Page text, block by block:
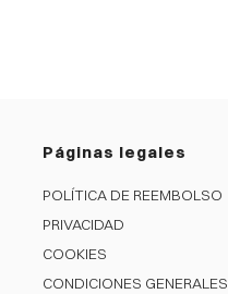
Páginas legales
POLÍTICA DE REEMBOLSO
PRIVACIDAD
COOKIES
CONDICIONES GENERALES